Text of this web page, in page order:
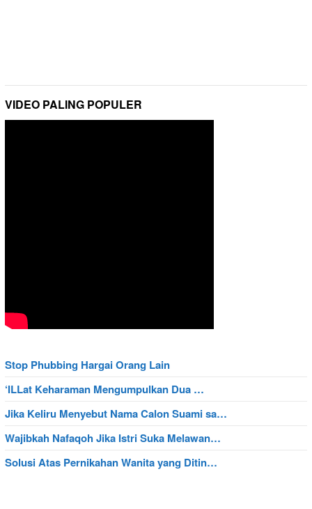
VIDEO PALING POPULER
Stop Phubbing Hargai Orang Lain
‘ILLat Keharaman Mengumpulkan Dua …
Jika Keliru Menyebut Nama Calon Suami sa…
Wajibkah Nafaqoh Jika Istri Suka Melawan…
Solusi Atas Pernikahan Wanita yang Ditin…